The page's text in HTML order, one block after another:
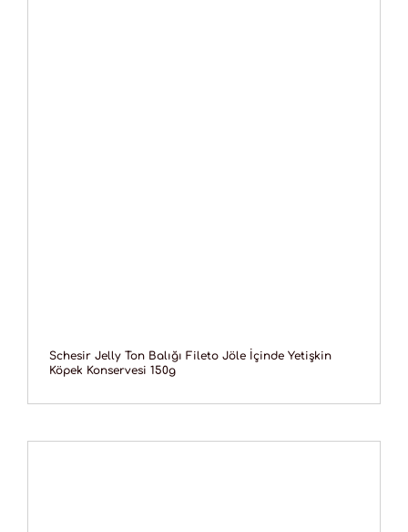
Schesir Jelly Ton Balığı Fileto Jöle İçinde Yetişkin
Köpek Konservesi 150g